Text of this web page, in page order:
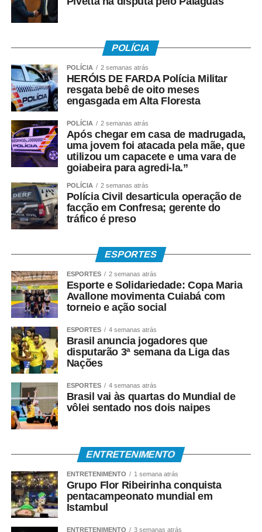
A sessão será realizada na sede da Câmara Municipal de
Várzea Grande, com início às 8h.
WhatsApp
Facebook
Twitter
Messenger
LinkedIn
Share
POLÍCIA
POLÍCIA 2 semanas atrás
HERÓIS DE FARDA Polícia Militar
resgata bebê de oito meses
engasgada em Alta Floresta
POLÍCIA 2 semanas atrás
Após chegar em casa de madrugada,
uma jovem foi atacada pela mãe, que
utilizou um capacete e uma vara de
goiabeira para agredi-la.”
POLÍCIA 2 semanas atrás
Polícia Civil desarticula operação de
facção em Confresa; gerente do
tráfico é preso
ESPORTES
ESPORTES 2 semanas atrás
Esporte e Solidariedade: Copa Maria
Avallone movimenta Cuiabá com
torneio e ação social
ESPORTES 4 semanas atrás
Brasil anuncia jogadores que
disputarão 3ª semana da Liga das
Nações
ESPORTES 4 semanas atrás
Brasil vai às quartas do Mundial de
vôlei sentado nos dois naipes
ENTRETENIMENTO
ENTRETENIMENTO 1 semana atrás
Grupo Flor Ribeirinha conquista
pentacampeonato mundial em
Istambul
ENTRETENIMENTO 3 semanas atrás